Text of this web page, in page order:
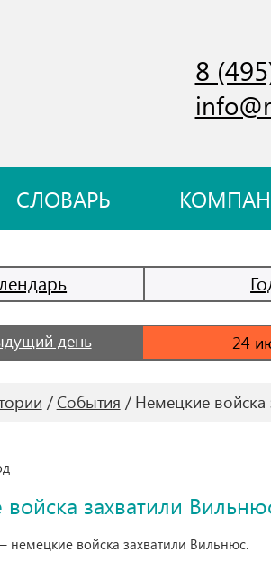
8
СЛОВАРЬ
день
События Немецкие войска
захватили
немецкие войска захватили Вильнюс.